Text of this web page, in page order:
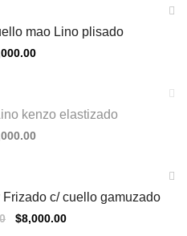
mao Lino plisado
kenzo elastizado
c/ cuello gamuzado
$8,000.00